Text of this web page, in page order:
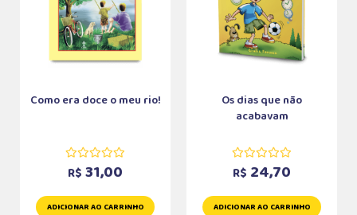
Como era doce o meu rio!
R$ 31,00
ADICIONAR AO CARRINHO
Os dias que não
acabavam
R$ 24,70
ADICIONAR AO CARRINHO